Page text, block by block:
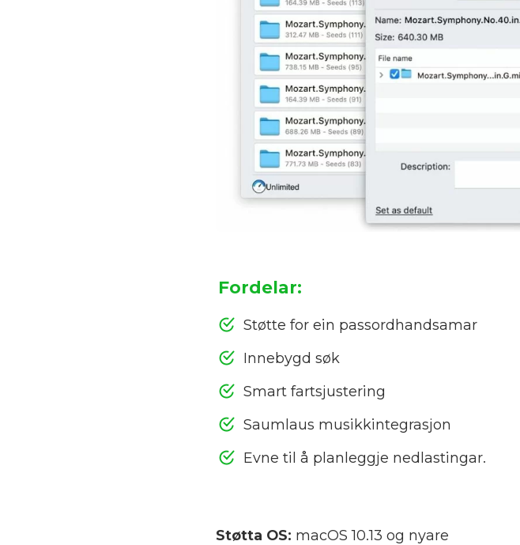
Fordelar:
Støtte for ein passordhandsamar
Innebygd søk
Smart fartsjustering
Saumlaus musikkintegrasjon
Evne til å planleggje nedlastingar.
Støtta OS: macOS 10.13 og nyare